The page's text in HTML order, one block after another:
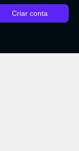
Criar conta